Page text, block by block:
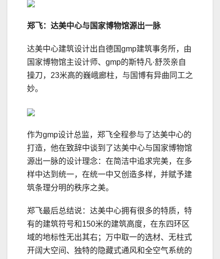
郑飞：达美中心与国家博物馆源出一脉
达美中心建筑设计出自德国gmp建筑事务所，由
国家博物馆主设计师、gmp的斯特凡·舒茨亲自
操刀，23米高的巍峨廊柱，与国博有异曲同工之
妙。
作为gmp设计总监，郑飞全程参与了达美中心的
打造，他在致辞中谈到了达美中心与国家博物馆
源出一脉的设计理念：在简洁中追求完美，在多
样中达到统一，在统一中又创造多样，并赋予建
筑条理分明的秩序之美。
郑飞最后总结说：达美中心拥有很多的特质，特
有的建筑符号和150米的建筑高度，在东四环区
域的地标性无出其右；万中取一的选材、无柱式
开阔大空间、独特的隐藏式通风和全空气系统的